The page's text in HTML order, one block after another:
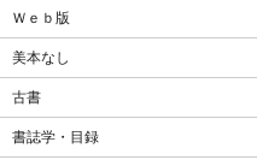
Ｗｅｂ版
美本なし
古書
書誌学・目録